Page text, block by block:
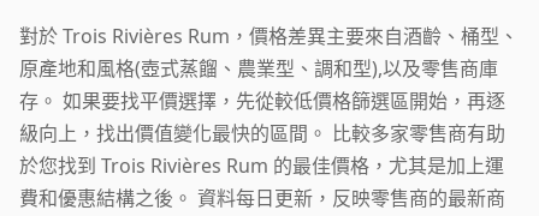
對於 Trois Rivières Rum，價格差異主要來自酒齡、桶型、
原產地和風格(壺式蒸餾、農業型、調和型),以及零售商庫
存。 如果要找平價選擇，先從較低價格篩選區開始，再逐
級向上，找出價值變化最快的區間。 比較多家零售商有助
於您找到 Trois Rivières Rum 的最佳價格，尤其是加上運
費和優惠結構之後。 資料每日更新，反映零售商的最新商